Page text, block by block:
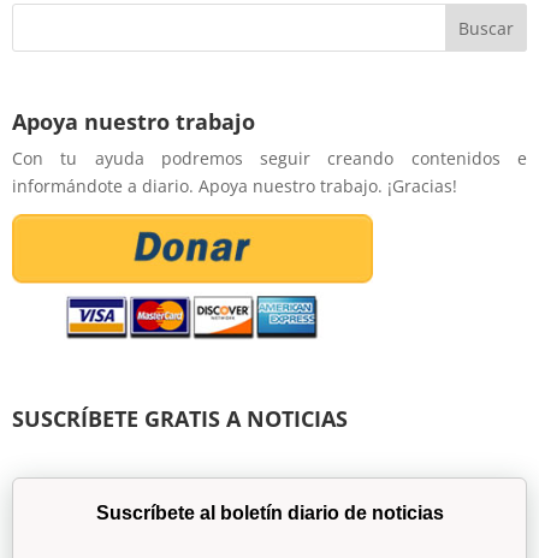
Apoya nuestro trabajo
Con tu ayuda podremos seguir creando contenidos e
informándote a diario. Apoya nuestro trabajo. ¡Gracias!
SUSCRÍBETE GRATIS A NOTICIAS
Suscríbete al boletín diario de noticias